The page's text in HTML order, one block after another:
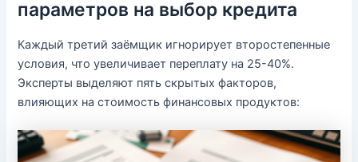
параметров на выбор кредита
Каждый третий заёмщик игнорирует второстепенные
условия, что увеличивает переплату на 25-40%.
Эксперты выделяют пять скрытых факторов,
влияющих на стоимость финансовых продуктов: